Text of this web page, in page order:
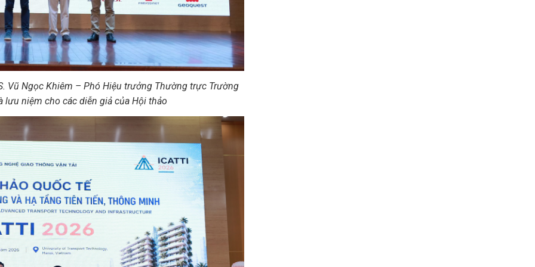
Vũ Ngọc Khiêm – Phó Hiệu trưởng Thường trực Trường
lưu niệm cho các diễn giả của Hội thảo​